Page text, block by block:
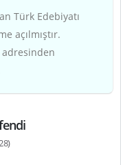
Türk Edebiyatı
açılmıştır.
adresinden